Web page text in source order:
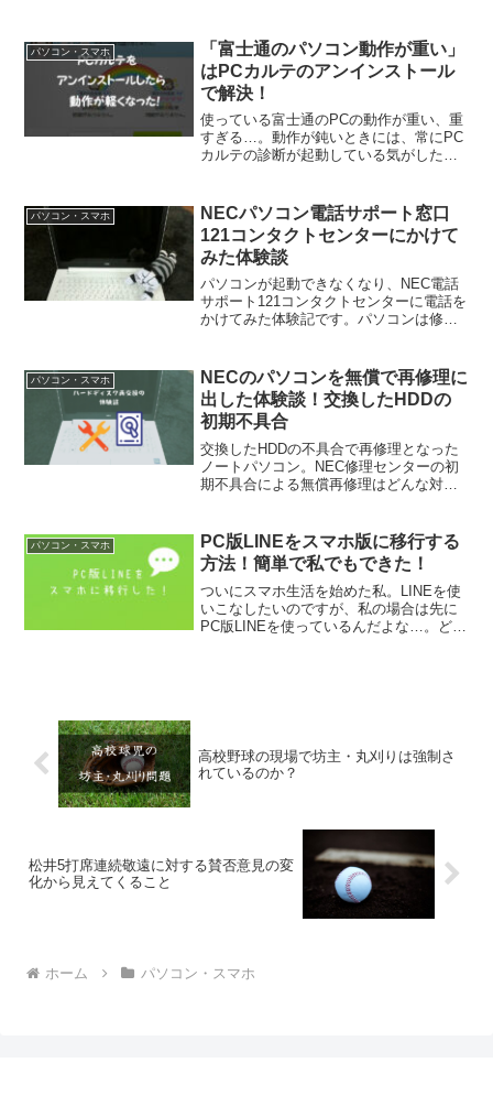
パソコン・スマホ
「富士通のパソコン動作が重い」
はPCカルテのアンインストール
で解決！
使っている富士通のPCの動作が重い、重
すぎる…。動作が鈍いときには、常にPC
カルテの診断が起動している気がしたの
PCカルテをアンインストールした手順を
覚書として書いておきます。
パソコン・スマホ
NECパソコン電話サポート窓口
121コンタクトセンターにかけて
みた体験談
パソコンが起動できなくなり、NEC電話
サポート121コンタクトセンターに電話を
かけてみた体験記です。パソコンは修理
レポします。
パソコン・スマホ
NECのパソコンを無償で再修理に
出した体験談！交換したHDDの
初期不具合
交換したHDDの不具合で再修理となった
ノートパソコン。NEC修理センターの初
期不具合による無償再修理はどんな対応
パソコン・スマホ
PC版LINEをスマホ版に移行する
方法！簡単で私でもできた！
ついにスマホ生活を始めた私。LINEを使
いこなしたいのですが、私の場合は先に
PC版LINEを使っているんだよな…。どう
高校野球の現場で坊主・丸刈りは強制さ
れているのか？
松井5打席連続敬遠に対する賛否意見の変
化から見えてくること
ホーム パソコン・スマホ